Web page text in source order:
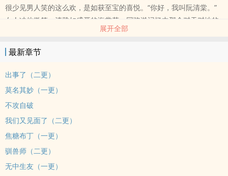
很少见男人笑的这么欢，是如获至宝的喜悦。“你好，我叫阮清棠。”
女人冲他微笑，清雅如盛开的海棠花，同骆淞记忆中那个怼天怼地的
呛口小辣椒截然相反。随身携带的手链持续灼烧他的掌心，那是她真
实存在过的痕迹。他找了两年的人，出现了。＊1）双C，年龄差六
岁，年上。2）骆淞（桀骜不驯硬汉车手）vs阮清棠（红玫瑰与白海棠
的双生花）。3）男二舅舅（徐明奕）非工具人，个人魅力明显。4）
展开全部
最新章节
出事了（二更）
莫名其妙（一更）
不攻自破
我们又见面了（二更）
焦糖布丁（一更）
驯兽师（二更）
无中生友（一更）